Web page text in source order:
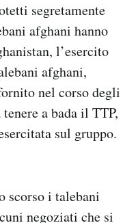
segretamente
afghani hanno
l’esercito
afghani,
nel corso degli
a bada il TTP,
sul gruppo.
scorso i talebani
negoziati che si